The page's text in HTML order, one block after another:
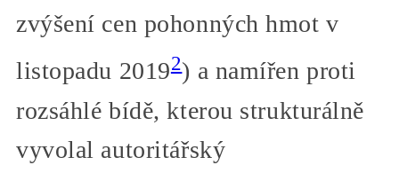
zvýšení cen pohonných hmot v
listopadu 20192) a namířen proti
rozsáhlé bídě, kterou strukturálně
vyvolal autoritářský